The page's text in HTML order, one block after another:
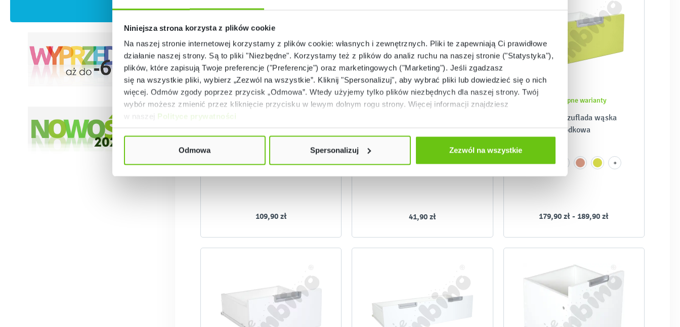
Niniejsza strona korzysta z plików cookie
Na naszej stronie internetowej korzystamy z plików cookie: własnych i zewnętrznych. Pliki te zapewniają Ci prawidłowe
działanie naszej strony. Są to pliki "Niezbędne". Korzystamy też z plików do analiz ruchu na naszej stronie ("Statystyka"),
plików, które zapisują Twoje preferencje ("Preferencje") oraz marketingowych ("Marketing"). Jeśli zgadzasz
się na wszystkie pliki, wybierz „Zezwól na wszystkie”. Kliknij "Spersonalizuj", aby wybrać pliki lub dowiedzieć się o nich
więcej. Odmów zgody poprzez przycisk „Odmowa”. Wtedy użyjemy tylko plików niezbędnych dla naszej strony. Twój
wybór możesz zmienić przez kliknięcie przycisku w lewym dolnym rogu strony. Więcej informacji znajdziesz
w naszej Polityce prywatności
Odmowa Spersonalizuj Zezwól na wszystkie
Dostępne warianty
+
109,90 zł
Dostępny
553022
41,90 zł
Dostępne warianty
Quadro - szuflada wąska
środkowa
+
179,90 zł - 189,90 zł